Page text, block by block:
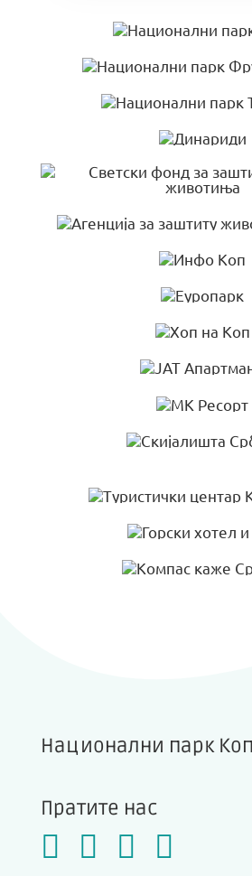
Национални парк
Пратите нас